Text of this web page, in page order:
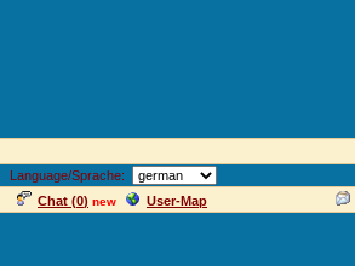
Language/Sprache:
Chat (0) new User-Map